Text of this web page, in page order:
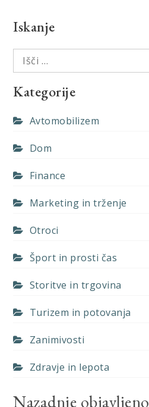
Iskanje
Išči:
Kategorije
Avtomobilizem
Dom
Finance
Marketing in trženje
Otroci
Šport in prosti čas
Storitve in trgovina
Turizem in potovanja
Zanimivosti
Zdravje in lepota
Nazadnje objavljeno